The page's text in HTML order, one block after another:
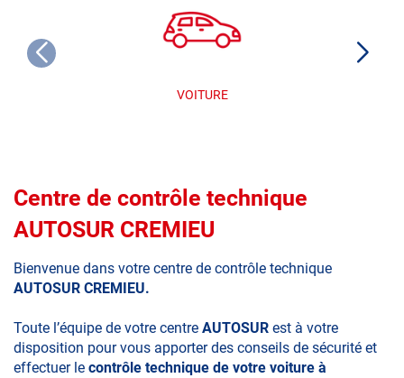
VOITURE
Centre de contrôle technique
AUTOSUR CREMIEU
Bienvenue dans votre centre de contrôle technique
AUTOSUR CREMIEU.
Toute l’équipe de votre centre AUTOSUR est à votre
disposition pour vous apporter des conseils de sécurité et
effectuer le contrôle technique de votre voiture à